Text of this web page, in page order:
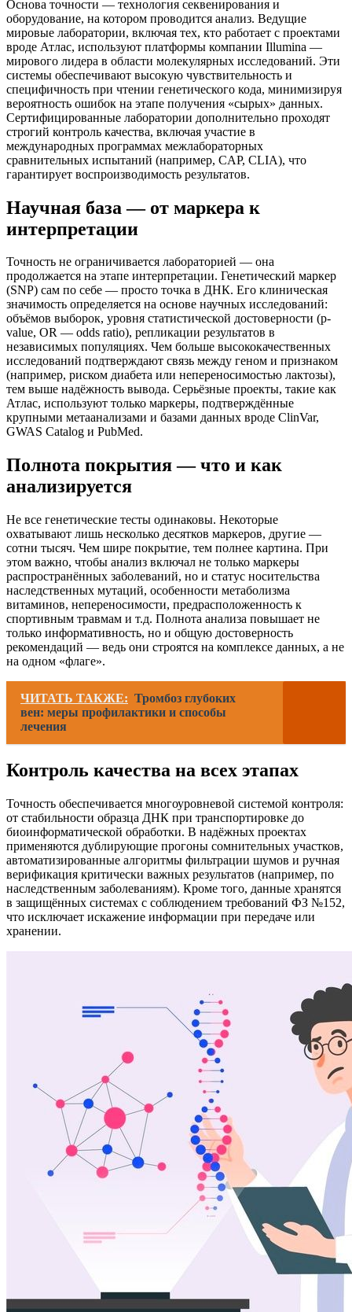
Основа точности — технология секвенирования и
оборудование, на котором проводится анализ. Ведущие
мировые лаборатории, включая тех, кто работает с проектами
вроде Атлас, используют платформы компании Illumina —
мирового лидера в области молекулярных исследований. Эти
системы обеспечивают высокую чувствительность и
специфичность при чтении генетического кода, минимизируя
вероятность ошибок на этапе получения «сырых» данных.
Сертифицированные лаборатории дополнительно проходят
строгий контроль качества, включая участие в
международных программах межлабораторных
сравнительных испытаний (например, CAP, CLIA), что
гарантирует воспроизводимость результатов.
Научная база — от маркера к
интерпретации
Точность не ограничивается лабораторией — она
продолжается на этапе интерпретации. Генетический маркер
(SNP) сам по себе — просто точка в ДНК. Его клиническая
значимость определяется на основе научных исследований:
объёмов выборок, уровня статистической достоверности (p-
value, OR — odds ratio), репликации результатов в
независимых популяциях. Чем больше высококачественных
исследований подтверждают связь между геном и признаком
(например, риском диабета или непереносимостью лактозы),
тем выше надёжность вывода. Серьёзные проекты, такие как
Атлас, используют только маркеры, подтверждённые
крупными метаанализами и базами данных вроде ClinVar,
GWAS Catalog и PubMed.
Полнота покрытия — что и как
анализируется
Не все генетические тесты одинаковы. Некоторые
охватывают лишь несколько десятков маркеров, другие —
сотни тысяч. Чем шире покрытие, тем полнее картина. При
этом важно, чтобы анализ включал не только маркеры
распространённых заболеваний, но и статус носительства
наследственных мутаций, особенности метаболизма
витаминов, непереносимости, предрасположенность к
спортивным травмам и т.д. Полнота анализа повышает не
только информативность, но и общую достоверность
рекомендаций — ведь они строятся на комплексе данных, а не
на одном «флаге».
ЧИТАТЬ ТАКЖЕ: Тромбоз глубоких
вен: меры профилактики и способы
лечения
Контроль качества на всех этапах
Точность обеспечивается многоуровневой системой контроля:
от стабильности образца ДНК при транспортировке до
биоинформатической обработки. В надёжных проектах
применяются дублирующие прогоны сомнительных участков,
автоматизированные алгоритмы фильтрации шумов и ручная
верификация критически важных результатов (например, по
наследственным заболеваниям). Кроме того, данные хранятся
в защищённых системах с соблюдением требований ФЗ №152,
что исключает искажение информации при передаче или
хранении.